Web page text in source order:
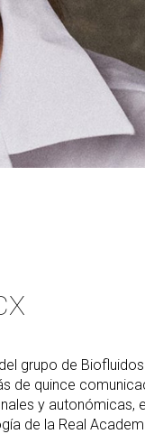
grupo de
de quince
y autonómicas,
de la Real